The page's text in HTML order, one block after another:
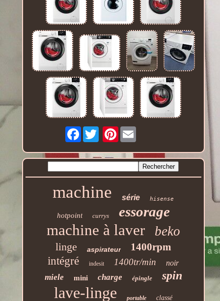
Facebook Pinterest
machine série hisense
hotpoint currys essorage
machine à laver beko
linge aspirateur 1400rpm
intégré indesit 1400tr/min noir
miele mini charge épingle spin
lave-linge portable classé